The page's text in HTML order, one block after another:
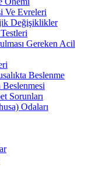
Ve Evreleri
Değişiklikler
Gereken Acil
Beslenme
Sorunları
Odaları